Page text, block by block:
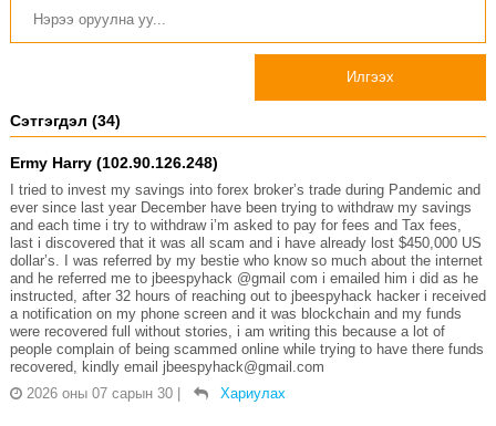
Илгээх
Сэтгэгдэл (34)
Ermy Harry (102.90.126.248)
I tried to invest my savings into forex broker’s trade during Pandemic and
ever since last year December have been trying to withdraw my savings
and each time i try to withdraw i’m asked to pay for fees and Tax fees,
last i discovered that it was all scam and i have already lost $450,000 US
dollar’s. I was referred by my bestie who know so much about the internet
and he referred me to jbeespyhack @gmail com i emailed him i did as he
instructed, after 32 hours of reaching out to jbeespyhack hacker i received
a notification on my phone screen and it was blockchain and my funds
were recovered full without stories, i am writing this because a lot of
people complain of being scammed online while trying to have there funds
recovered, kindly email jbeespyhack@gmail.com
2026 оны 07 сарын 30
Хариулах